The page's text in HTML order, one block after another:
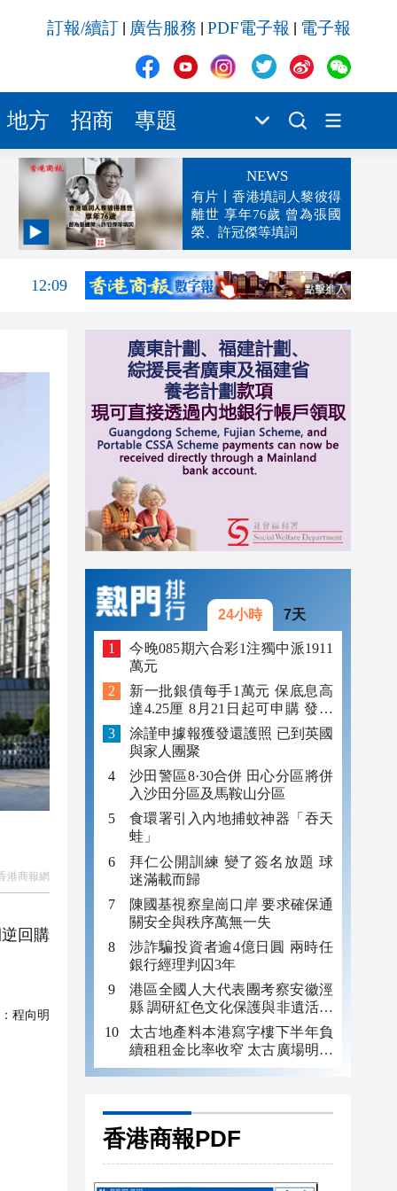
訂報/續訂 廣告服務 PDF電子報 電子報
地方 招商 專題
NEWS
有片丨香港填詞人黎彼得
離世 享年76歲 曾為張國
榮、許冠傑等填詞
12:29
11:35
11:30
港商報網
回購
程向明
24小時 7天
今晚085期六合彩1注獨中派1911
萬元
新一批銀債每手1萬元 保底息高
達4.25厘 8月21日起可申購 發行
金額最多550億
涂謹申據報獲發還護照 已到英國
與家人團聚
沙田警區8·30合併 田心分區將併
入沙田分區及馬鞍山分區
食環署引入內地捕蚊神器「吞天
蛙」
拜仁公開訓練 變了簽名放題 球
迷滿載而歸
陳國基視察皇崗口岸 要求確保通
關安全與秩序萬無一失
涉詐騙投資者逾4億日圓 兩時任
銀行經理判囚3年
港區全國人大代表團考察安徽涇
縣 調研紅色文化保護與非遺活態
傳承
太古地產料本港寫字樓下半年負
續租租金比率收窄 太古廣場明年
轉正
香港商報PDF